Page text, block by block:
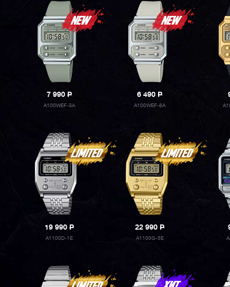
7 990P
A100WEF-3A
6 490P
A100WEF-8A
19 990P
A1100D-1E
22 990P
A1100G-5E